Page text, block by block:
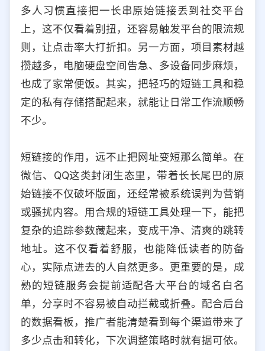
多人习惯直接把一长串原始链接丢到社交平台
上，这不仅看着别扭，还容易触发平台的限流规
则，让点击率大打折扣。另一方面，项目素材越
攒越多，电脑硬盘空间告急、多设备同步麻烦，
也成了家常便饭。其实，把轻巧的短链工具和稳
定的私有存储搭配起来，就能让日常工作流顺畅
不少。
短链接的作用，远不止把网址变短那么简单。在
微信、QQ这类封闭生态里，带着长长尾巴的原
始链接不仅破坏版面，还经常被系统误判为营销
或骚扰内容。用合规的短链工具处理一下，能把
复杂的追踪参数藏起来，变成干净、清爽的跳转
地址。这不仅看着舒服，也能降低读者的防备
心，实际点进去的人自然更多。更重要的是，成
熟的短链服务会提前适配各大平台的域名白名
单，分享时不容易被自动拦截或折叠。配合后台
的数据看板，推广者能清楚看到每个渠道带来了
多少点击和转化，下次调整策略时就有据可依。